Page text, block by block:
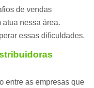
de vendas
nessa área.
essas dificuldades.
entre as empresas que